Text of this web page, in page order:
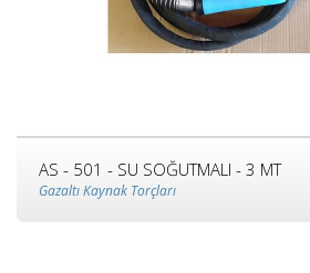
AS - 501 - SU SOĞUTMALI - 3 MT
Gazaltı Kaynak Torçları